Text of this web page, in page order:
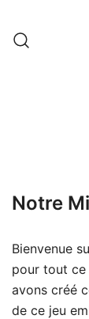
content
Notre
Bienvenue
pour tout ce
avons créé
de ce jeu